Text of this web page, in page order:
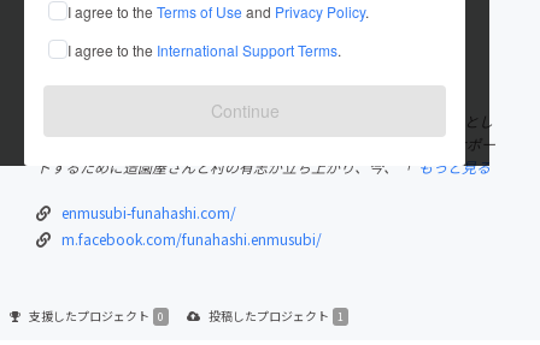
I agree to the Terms of Use and Privacy Policy.
I agree to the International Support Terms.
Continue
これまでに1件のプロジェクトを投稿しています
在住国：日本 現在地：富山県
出身国：日本 出身地：富山県
『日本一ちっちゃな村』舟橋村の小学生7人が「こども公園部長」とし
て、こどもが主役の公園を作ろうとしています。そして、彼らをサポー
トするために造園屋さんと村の有志が立ち上がり、今、「 もっと見る
enmusubi-funahashi.com/
m.facebook.com/funahashi.enmusubi/
支援したプロジェクト 0 投稿したプロジェクト 1